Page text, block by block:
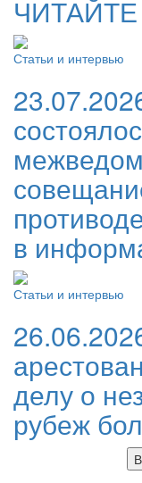
Статьи и интервью
в
Статьи и интервью
делу о
рубеж